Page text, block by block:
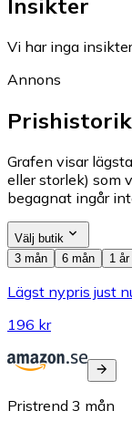
Insikter
Vi har inga
Annons
Prishistorik
Grafen visar
eller storlek) som
begagnat ingår
Välj butik
3 mån
6 mån 1 år
Lägst nypris just
196 kr
Pristrend 3 mån